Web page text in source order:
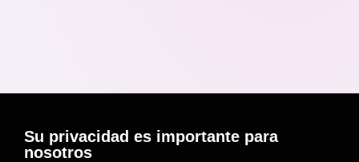
Su privacidad es importante para
nosotros